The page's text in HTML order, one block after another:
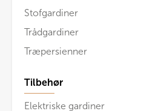
Stofgardiner
Trådgardiner
Træpersienner
Tilbehør
Elektriske gardiner